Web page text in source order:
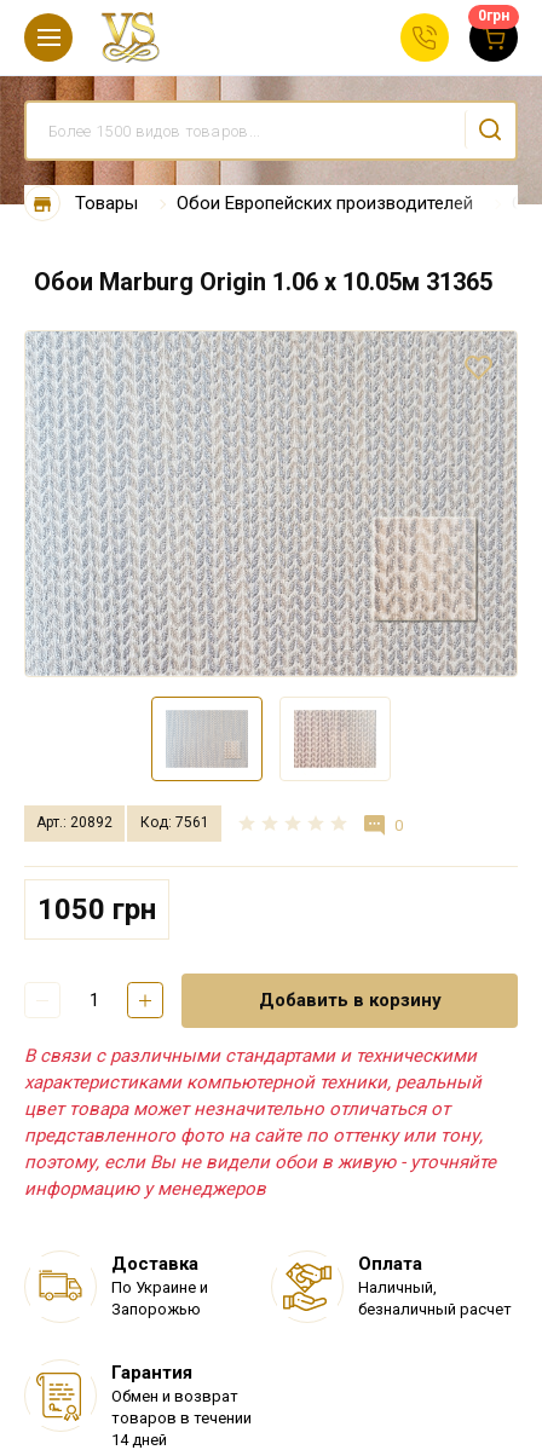
0грн
Товары Обои Европейских производителей
Обои Marburg Origin 1.06 х 10.05м 31365
Арт.: 20892 Код: 7561 0
1050 грн
Добавить в корзину
В связи с различными стандартами и техническими
характеристиками компьютерной техники, реальный
цвет товара может незначительно отличаться от
представленного фото на сайте по оттенку или тону,
поэтому, если Вы не видели обои в живую - уточняйте
информацию у менеджеров
Доставка
По Украине и
Запорожью
Оплата
Наличный,
безналичный расчет
Гарантия
Обмен и возврат
товаров в течении
14 дней